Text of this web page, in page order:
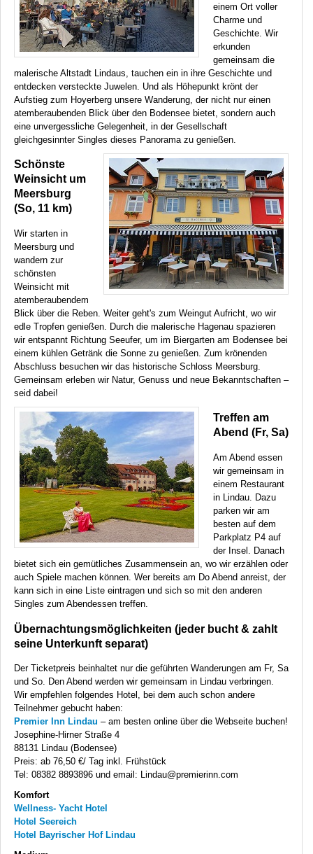
einem Ort voller
Charme und
Geschichte. Wir
erkunden
gemeinsam die
malerische Altstadt Lindaus, tauchen ein in ihre Geschichte und
entdecken versteckte Juwelen. Und als Höhepunkt krönt der
Aufstieg zum Hoyerberg unsere Wanderung, der nicht nur einen
atemberaubenden Blick über den Bodensee bietet, sondern auch
eine unvergessliche Gelegenheit, in der Gesellschaft
gleichgesinnter Singles dieses Panorama zu genießen.
Schönste
Weinsicht um
Meersburg
(So, 11 km)
Wir starten in
Meersburg und
wandern zur
schönsten
Weinsicht mit
atemberaubendem
Blick über die Reben. Weiter geht's zum Weingut Aufricht, wo wir
edle Tropfen genießen. Durch die malerische Hagenau spazieren
wir entspannt Richtung Seeufer, um im Biergarten am Bodensee bei
einem kühlen Getränk die Sonne zu genießen. Zum krönenden
Abschluss besuchen wir das historische Schloss Meersburg.
Gemeinsam erleben wir Natur, Genuss und neue Bekanntschaften –
seid dabei!
Treffen am
Abend (Fr, Sa)
Am Abend essen
wir gemeinsam in
einem Restaurant
in Lindau. Dazu
parken wir am
besten auf dem
Parkplatz P4 auf
der Insel. Danach
bietet sich ein gemütliches Zusammensein an, wo wir erzählen oder
auch Spiele machen können. Wer bereits am Do Abend anreist, der
kann sich in eine Liste eintragen und sich so mit den anderen
Singles zum Abendessen treffen.
Übernachtungsmöglichkeiten (jeder bucht & zahlt
seine Unterkunft separat)
Der Ticketpreis beinhaltet nur die geführten Wanderungen am Fr, Sa
und So. Den Abend werden wir gemeinsam in Lindau verbringen.
Wir empfehlen folgendes Hotel, bei dem auch schon andere
Teilnehmer gebucht haben:
Premier Inn Lindau – am besten online über die Webseite buchen!
Josephine-Hirner Straße 4
88131 Lindau (Bodensee)
Preis: ab 76,50 €/ Tag inkl. Frühstück
Tel: 08382 8893896 und email: Lindau@premierinn.com
Komfort
Wellness- Yacht Hotel
Hotel Seereich
Hotel Bayrischer Hof Lindau